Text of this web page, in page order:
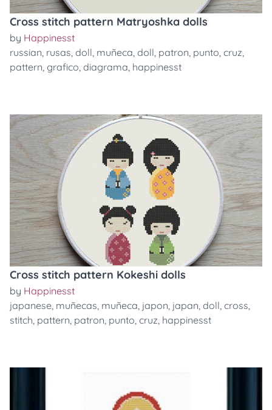
Cross stitch pattern Matryoshka dolls
by Happinesst
russian, rusas, doll, muñeca, doll, patron, punto, cruz,
pattern, grafico, diagrama, happinesst
Cross stitch pattern Kokeshi dolls
by Happinesst
japanese, muñecas, muñeca, japon, japan, doll, cross,
stitch, pattern, patron, punto, cruz, happinesst